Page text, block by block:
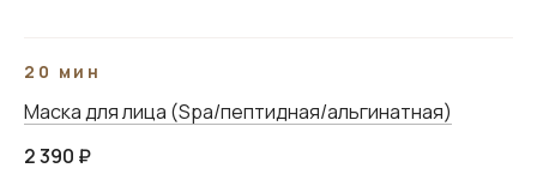
20 мин
Маска для лица (Spa/пептидная/альгинатная)
2 390 ₽